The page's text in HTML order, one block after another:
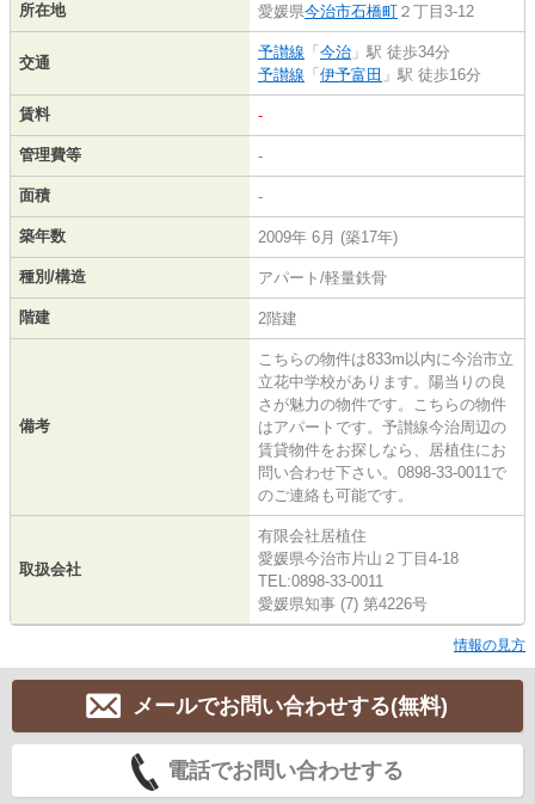
所在地 愛媛県今治市石橋町 ２丁目3-12
交通
予讃線 「 今治 」駅 徒歩34分
予讃線 「 伊予富田 」駅 徒歩16分
賃料 -
管理費等 -
面積 -
築年数 2009年 6月 (築17年)
種別/構造 アパート/軽量鉄骨
階建 2階建
備考
こちらの物件は833m以内に今治市立
立花中学校があります。陽当りの良
さが魅力の物件です。こちらの物件
はアパートです。予讃線今治周辺の
賃貸物件をお探しなら、居植住にお
問い合わせ下さい。0898-33-0011で
のご連絡も可能です。
取扱会社
有限会社居植住
愛媛県今治市片山２丁目4-18
TEL:0898-33-0011
愛媛県知事 (7) 第4226号
情報の見方
メールでお問い合わせする(無料)
電話でお問い合わせする